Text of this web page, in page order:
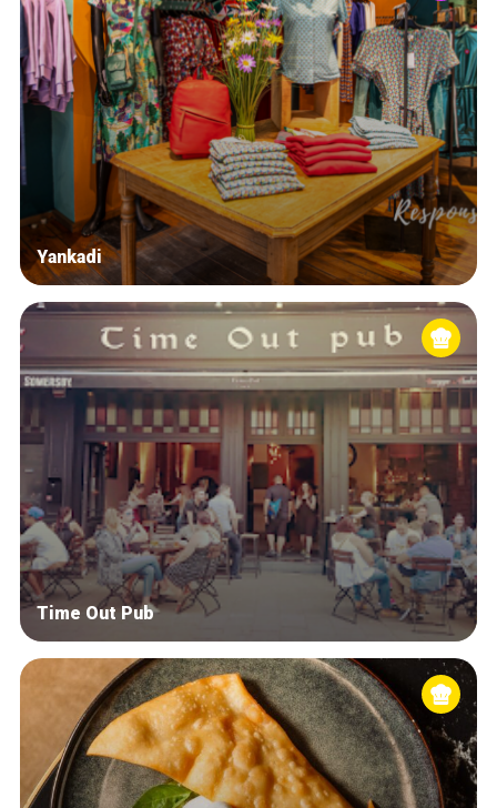
Yankadi
Time Out Pub